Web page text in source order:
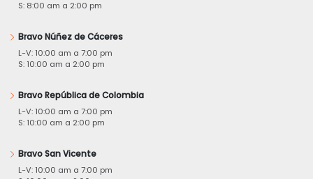
S: 8:00 am a 2:00 pm
Bravo Núñez de Cáceres
L-V: 10:00 am a 7:00 pm
S: 10:00 am a 2:00 pm
Bravo República de Colombia
L-V: 10:00 am a 7:00 pm
S: 10:00 am a 2:00 pm
Bravo San Vicente
L-V: 10:00 am a 7:00 pm